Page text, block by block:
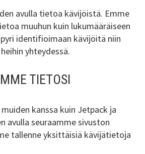
avulla tietoa kävijöistä. Emme
muuhun kuin lukumääräiseen
identifioimaan kävijöitä niin
yhteydessä.
TIETOSI
kanssa kuin Jetpack ja
avulla seuraamme sivuston
tallenne yksittäisiä kävijätietoja